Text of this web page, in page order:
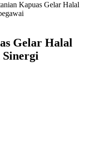
Kapuas Gelar Halal
Gelar Halal